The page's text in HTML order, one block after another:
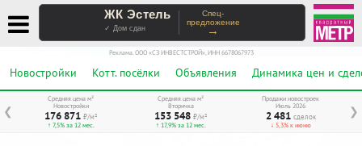
ЖК Эстель
✓ Дом сдан
Спец-
предложение
→
Реклама. ООО «СЗ ИНВЕСТСТРОЙ», ИНН 6678067973
Новостройки Котт. посёлки Объявления Динамика цен и
❮ ❯
Средняя цена м²
Новостройки
176 871 ₽/м²
↑ 7,5% за 12 мес.
Средняя цена м²
Вторичка
153 548 ₽/м²
↑ 17,9% за 12 мес.
Продажи новостроек
Июль 2026
2 481 сделок
↓ 5,3% к июню